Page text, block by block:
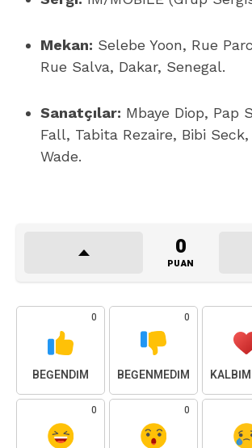
Mekan: Selebe Yoon, Rue
Rue Salva, Dakar, Senegal.
Sanatçılar: Mbaye Diop, Pap
Fall, Tabita Rezaire, Bibi
Wade.
0
PUAN
0
BEĞENDIM
0
BEĞENMEDIM
0 0